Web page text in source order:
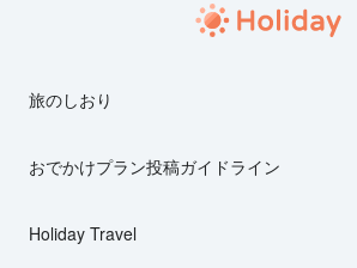
旅のしおり
おでかけプラン投稿ガイドライン
Holiday Travel